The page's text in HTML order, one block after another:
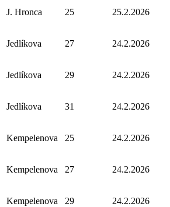
J. Hronca 25 25.2.2026
Jedlíkova 27 24.2.2026
Jedlíkova 29 24.2.2026
Jedlíkova 31 24.2.2026
Kempelenova 25 24.2.2026
Kempelenova 27 24.2.2026
Kempelenova 29 24.2.2026